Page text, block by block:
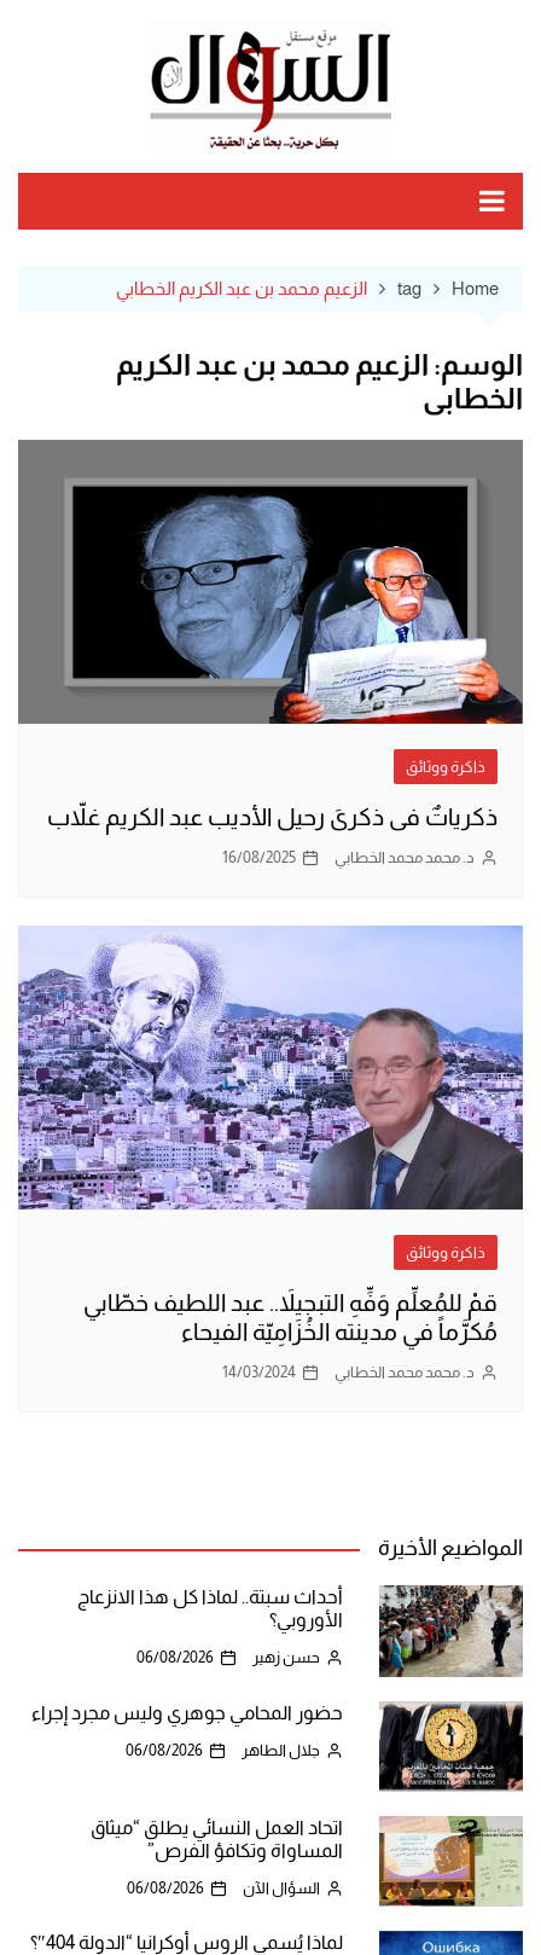
Home
tag الزعيم محمد بن عبد الكريم الخطابي
الوسم: الزعيم محمد بن عبد الكريم
الخطابي
ذاكرة ووثائق
ذكرياتٌ فى ذكرىَ رحيل الأديب عبد الكريم غلاّب
د. محمد محمد الخطابي 16/08/2025
ذاكرة ووثائق
قمْ للمُعلِّم وَفِّهِ التبجيلاَ.. عبد اللطيف خطّابي
مُكرَّماً في مدينته الخُزَامِيّة الفيحاء
د. محمد محمد الخطابي 14/03/2024
المواضيع الأخيرة
أحداث سبتة.. لماذا كل هذا الانزعاج
الأوروبي؟
حسن زهير 06/08/2026
حضور المحامي جوهري وليس مجرد إجراء
جلال الطاهر 06/08/2026
اتحاد العمل النسائي يطلق “ميثاق
المساواة وتكافؤ الفرص”
السؤال الآن 06/08/2026
لماذا يُسمي الروس أوكرانيا “الدولة 404″؟